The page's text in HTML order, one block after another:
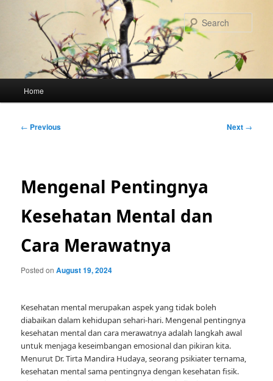
Home
Post
← Previous Next →
Mengenal Pentingnya
Kesehatan Mental dan
Cara Merawatnya
Posted onAugust 19, 2024
Kesehatan mental merupakan aspek yang tidak boleh
diabaikan dalam kehidupan sehari-hari. Mengenal pentingnya
kesehatan mental dan cara merawatnya adalah langkah awal
untuk menjaga keseimbangan emosional dan pikiran kita.
Menurut Dr. Tirta Mandira Hudaya, seorang psikiater ternama,
kesehatan mental sama pentingnya dengan kesehatan fisik.